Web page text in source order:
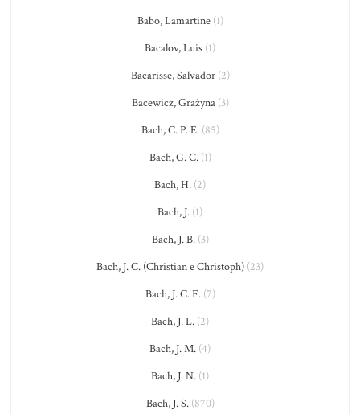
Babo, Lamartine(1)
Bacalov, Luis (1)
Bacarisse, Salvador(2)
Bacewicz, Grażyna(3)
Bach, C. P. E.(85)
Bach, G. C.(1)
Bach, H. (2)
Bach, J. (1)
Bach, J. B.(3)
Bach, J. C. (Christian e Christoph) (23)
Bach, J. C. F.(7)
Bach, J. L. (2)
Bach, J. M. (4)
Bach, J. N. (1)
Bach, J. S.(870)